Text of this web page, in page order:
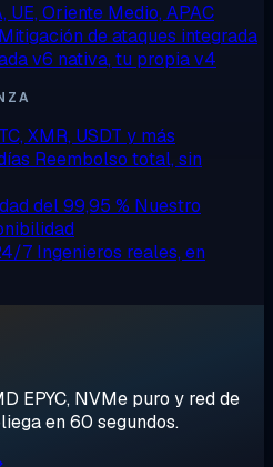
UE, Oriente Medio, APAC
Mitigación de ataques integrada
v6 nativa, tu propia v4
XMR, USDT y más
Reembolso total, sin
del 99,95 % Nuestro
7 Ingenieros reales, en
EPYC, NVMe puro y red de
en 60 segundos.